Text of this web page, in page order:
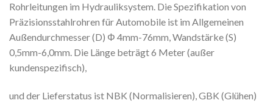
Rohrleitungen im Hydrauliksystem. Die Spezifikation von
Präzisionsstahlrohren für Automobile ist im Allgemeinen
Außendurchmesser (D) Φ 4mm-76mm, Wandstärke (S)
0,5mm-6,0mm. Die Länge beträgt 6 Meter (außer
kundenspezifisch),
und der Lieferstatus ist NBK (Normalisieren), GBK (Glühen)